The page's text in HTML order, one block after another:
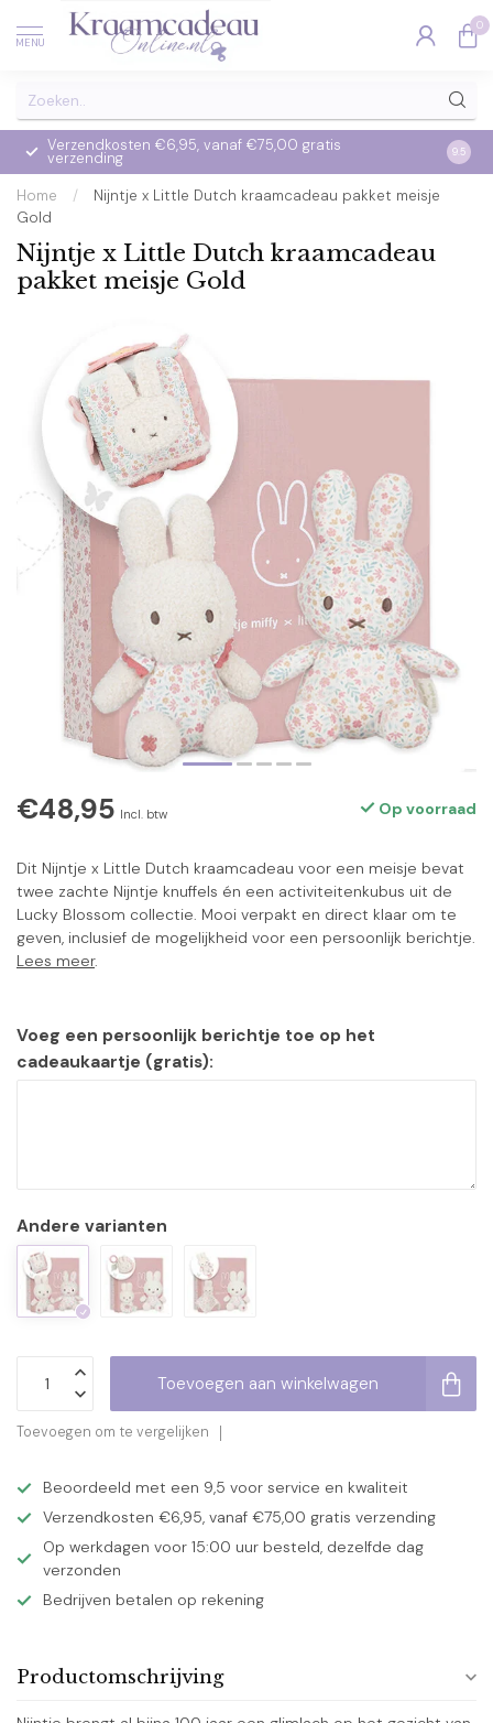
MENU
0
Verzendkosten €6,95, vanaf €75,00 gratis
verzending
Op
9.5
Home /
Nijntje x Little Dutch kraamcadeau pakket meisje
Gold
Nijntje x Little Dutch kraamcadeau
pakket meisje Gold
€48,95 Incl. btw Op voorraad
Dit Nijntje x Little Dutch kraamcadeau voor een meisje bevat
twee zachte Nijntje knuffels én een activiteitenkubus uit de
Lucky Blossom collectie. Mooi verpakt en direct klaar om te
geven, inclusief de mogelijkheid voor een persoonlijk berichtje.
Lees meer.
Voeg een persoonlijk berichtje toe op het
cadeaukaartje (gratis):
Andere varianten
Toevoegen aan winkelwagen
Toevoegen om te vergelijken
Beoordeeld met een 9,5 voor service en kwaliteit
Verzendkosten €6,95, vanaf €75,00 gratis verzending
Op werkdagen voor 15:00 uur besteld, dezelfde dag
verzonden
Bedrijven betalen op rekening
Productomschrijving